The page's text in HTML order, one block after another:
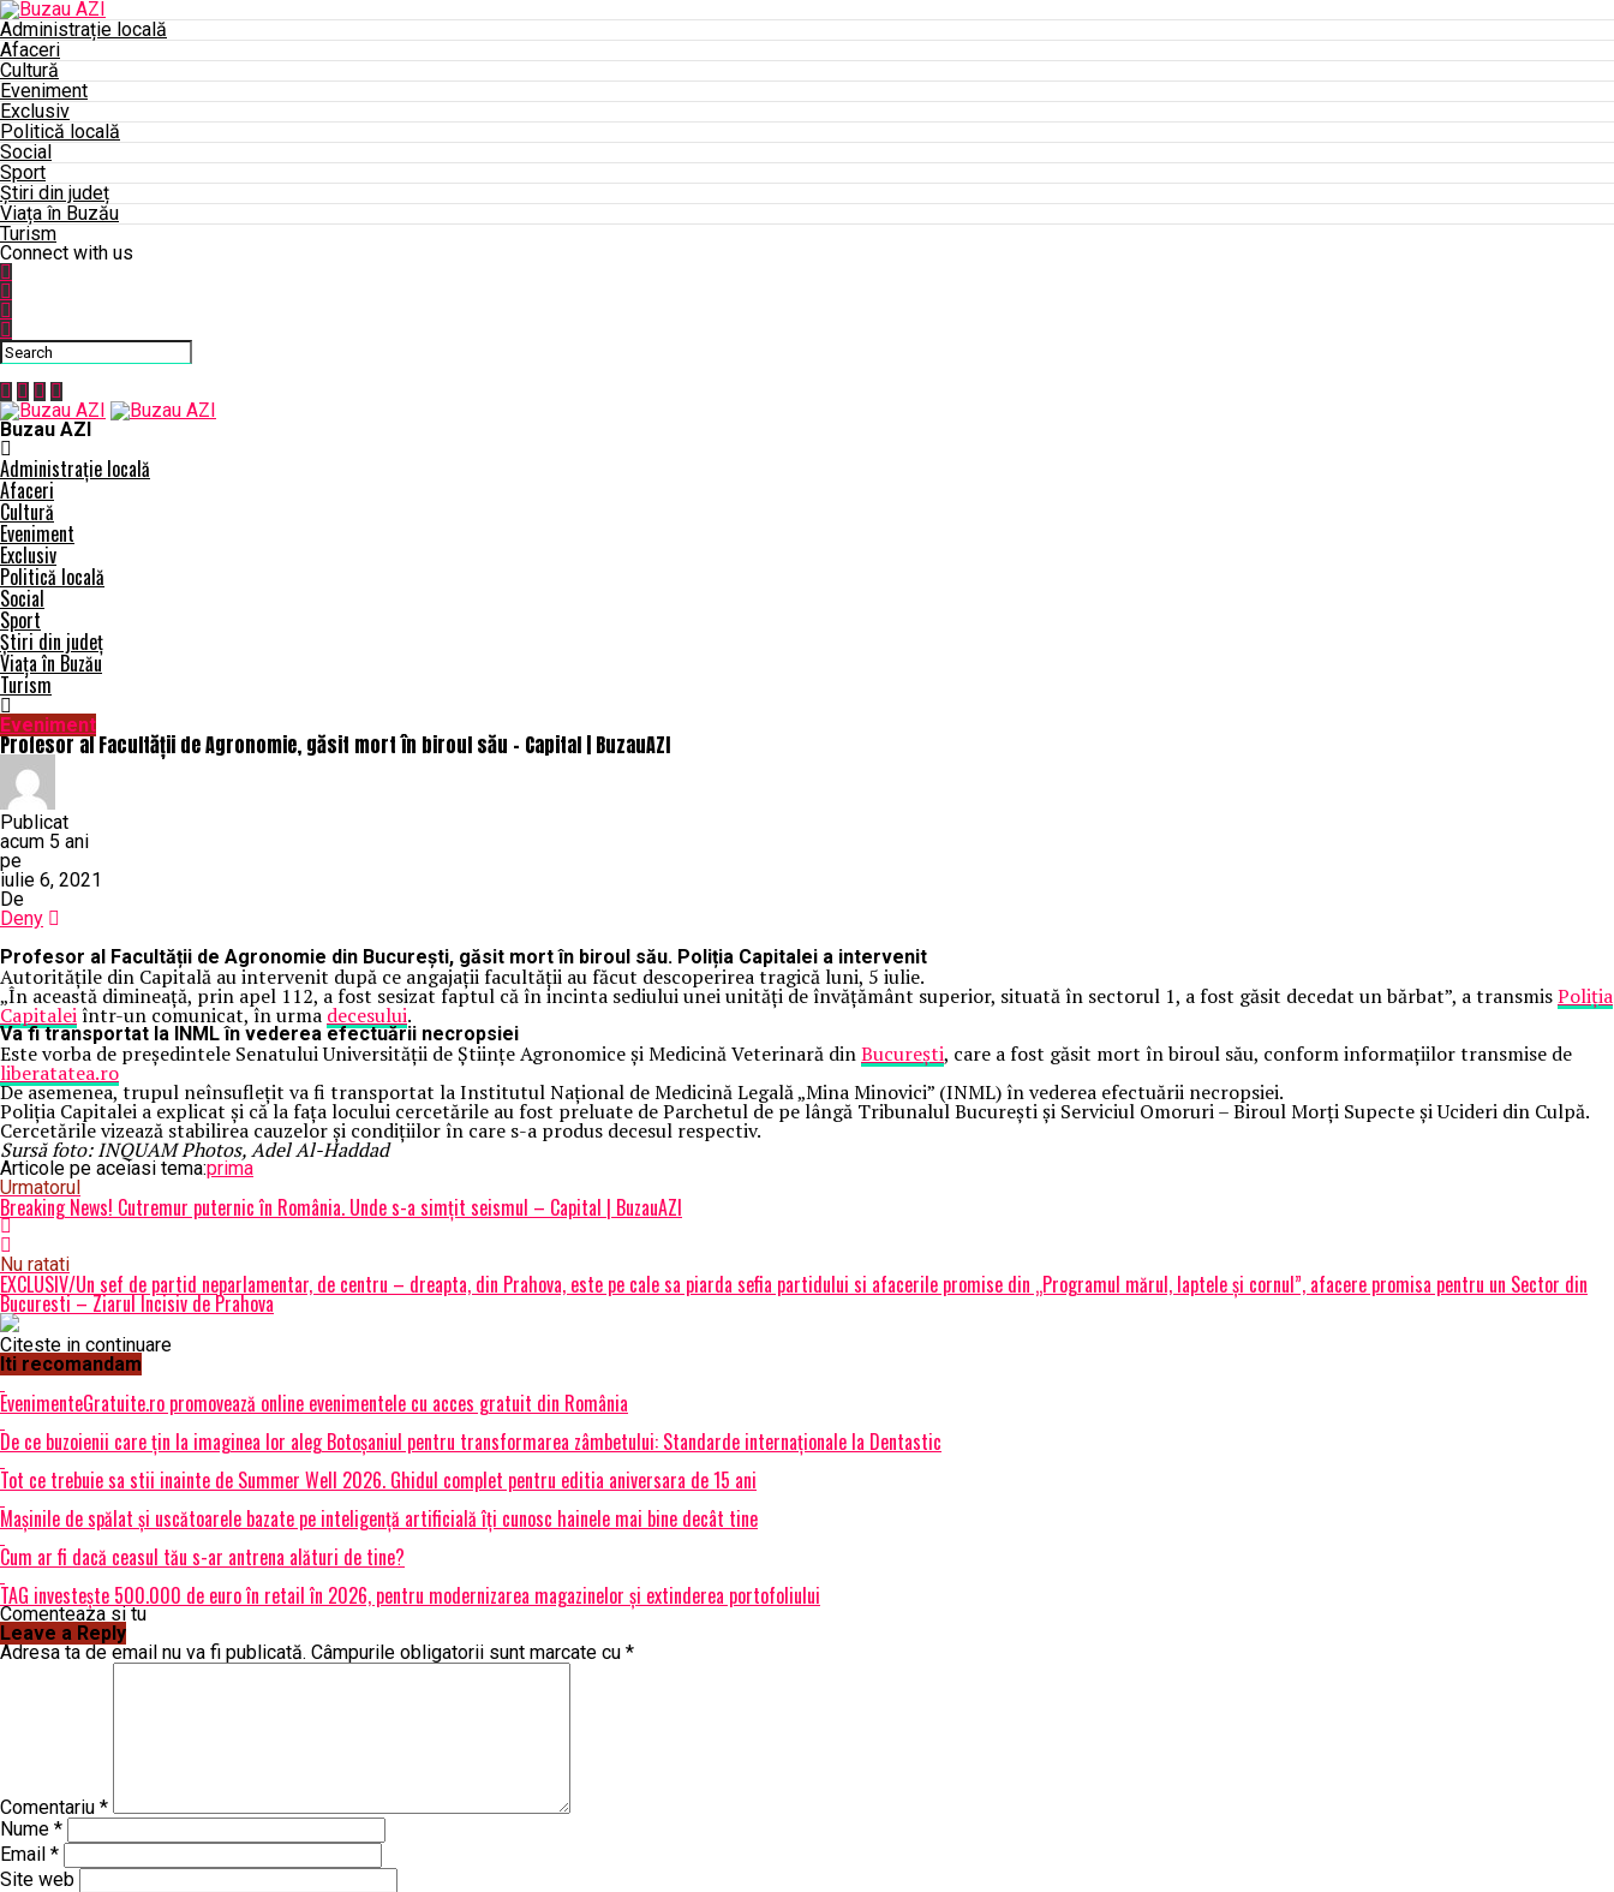
Administrație locală
Afaceri
Cultură
Eveniment
Exclusiv
Politică locală
Social
Sport
Știri din județ
Viața în Buzău
Turism
Connect with us
Buzau AZI
Administrație locală
Afaceri
Cultură
Eveniment
Exclusiv
Politică locală
Social
Sport
Știri din județ
Viața în Buzău
Turism
Eveniment
Profesor al Facultății de Agronomie, găsit mort în biroul său – Capital | BuzauAZI
Publicat
acum 5 ani
pe
iulie 6, 2021
De
Deny
Profesor al Facultății de Agronomie din București, găsit mort în biroul său. Poliția Capitalei a intervenit
Autoritățile din Capitală au intervenit după ce angajații facultății au făcut descoperirea tragică luni, 5 iulie.
„În această dimineață, prin apel 112, a fost sesizat faptul că în incinta sediului unei unități de învățământ superior, situată în sectorul 1, a fost găsit decedat un bărbat”, a transmisPoliția
Capitaleiîntr-un comunicat, în urma decesului.
Va fi transportat la INML în vederea efectuării necropsiei
Este vorba de președintele Senatului Universităţii de Ştiinţe Agronomice şi Medicină Veterinară dinBucureşti, care a fost găsit mort în biroul său, conform informațiilor transmise de
liberatatea.ro
De asemenea, trupul neînsuflețit va fi transportat la Institutul Național de Medicină Legală „Mina Minovici” (INML) în vederea efectuării necropsiei.
Poliția Capitalei a explicat și că la fața locului cercetările au fost preluate de Parchetul de pe lângă Tribunalul București și Serviciul Omoruri – Biroul Morți Supecte și Ucideri din Culpă.
Cercetările vizează stabilirea cauzelor și condițiilor în care s-a produs decesul respectiv.
Sursă foto: INQUAM Photos, Adel Al-Haddad
Articole pe aceiasi tema:prima
Urmatorul
Breaking News! Cutremur puternic în România. Unde s-a simţit seismul – Capital | BuzauAZI
Nu ratati
EXCLUSIV/Un sef de partid neparlamentar, de centru – dreapta, din Prahova, este pe cale sa piarda sefia partidului si afacerile promise din „Programul mărul, laptele şi cornul”, afacere promisa pentru un Sector din
Bucuresti – Ziarul Incisiv de Prahova
Citeste in continuare
Iti recomandam
EvenimenteGratuite.ro promovează online evenimentele cu acces gratuit din România
De ce buzoienii care țin la imaginea lor aleg Botoșaniul pentru transformarea zâmbetului: Standarde internaționale la Dentastic
Tot ce trebuie sa stii inainte de Summer Well 2026. Ghidul complet pentru editia aniversara de 15 ani
Mașinile de spălat și uscătoarele bazate pe inteligență artificială îți cunosc hainele mai bine decât tine
Cum ar fi dacă ceasul tău s-ar antrena alături de tine?
TAG investește 500.000 de euro în retail în 2026, pentru modernizarea magazinelor și extinderea portofoliului
Comenteaza si tu
Leave a Reply
Adresa ta de email nu va fi publicată. Câmpurile obligatorii sunt marcate cu *
Comentariu *
Nume *
Email *
Site web